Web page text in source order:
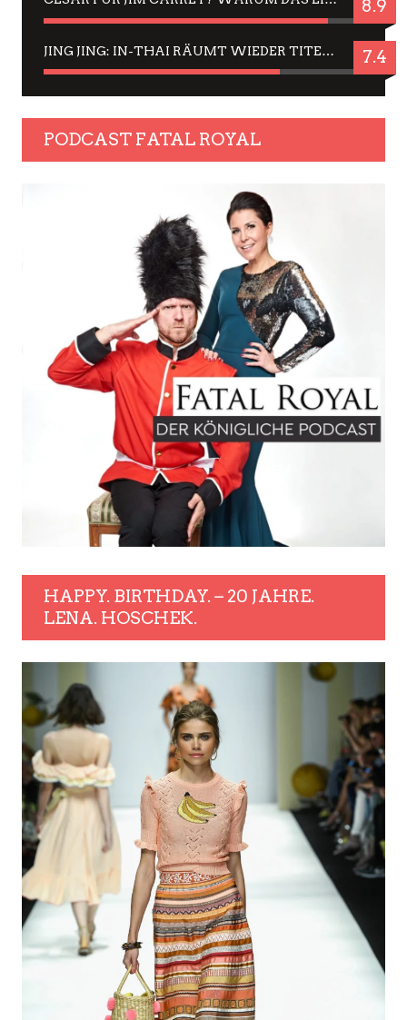
8.9
JING JING: IN-THAI RÄUMT WIEDER TITEL AB – EIN ZWEI-STUNDEN-ERLEBNISBERICHT 7.4
PODCAST FATAL ROYAL
HAPPY. BIRTHDAY. – 20 JAHRE.
LENA. HOSCHEK.